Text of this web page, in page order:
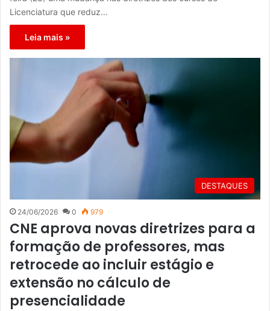
Licenciatura que reduz…
Leia mais »
DESTAQUES
24/06/2026 0 979
CNE aprova novas diretrizes para a
formação de professores, mas
retrocede ao incluir estágio e
extensão no cálculo de
presencialidade